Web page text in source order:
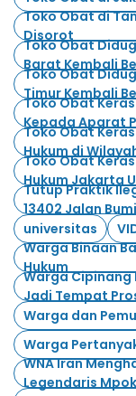
Toko Obat di
Disorot
Toko Obat
Barat Kembali
Toko Obat
Timur Kembali
Toko Obat
Kepada Aparat
Toko Obat
Hukum di
Toko Obat
Hukum Jakarta
Tutup Praktik
13402 Jalan
universitas
Warga Binaan
Hukum
Warga Cipinang
Jadi Tempat
Warga dan
Warga
WNA Iran
Legendaris